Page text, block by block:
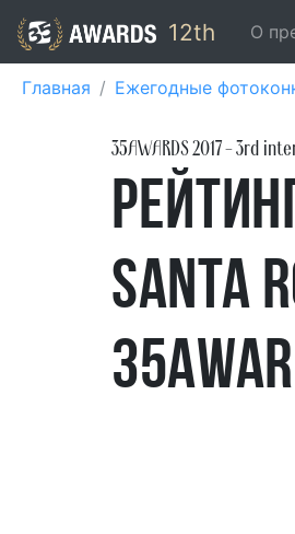
12th О
Главная Ежегодные
35AWARDS2017- 3rd
Santa